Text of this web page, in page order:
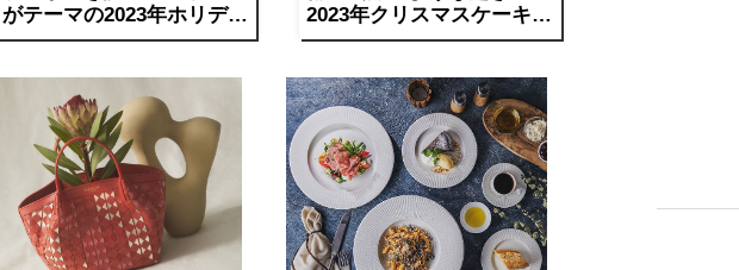
がテーマの2023年ホリデー
コレクションを発売
2023年クリスマスケーキが
登場